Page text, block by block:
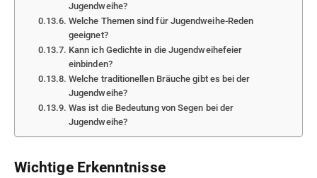
Jugendweihe?
Welche Themen sind für Jugendweihe-Reden
geeignet?
Kann ich Gedichte in die Jugendweihefeier
einbinden?
Welche traditionellen Bräuche gibt es bei der
Jugendweihe?
Was ist die Bedeutung von Segen bei der
Jugendweihe?
Wichtige Erkenntnisse